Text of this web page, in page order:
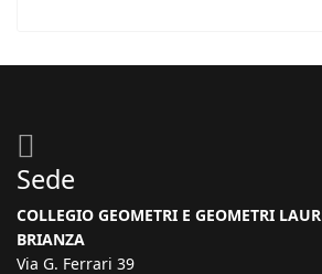
Sede
COLLEGIO GEOMETRI E GEOMETRI
BRIANZA
Via G. Ferrari 39